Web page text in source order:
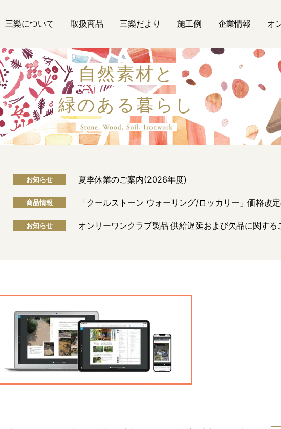
三樂について 取扱商品 三樂だより 施工例 企業情報 オ
自然素材と
緑のある暮らし
お知らせ 夏季休業のご案内(2026年度)
商品情報 「クールストーン ウォーリング/ロッカリー」価格改
お知らせ オンリーワンクラブ製品 供給遅延および欠品に関する